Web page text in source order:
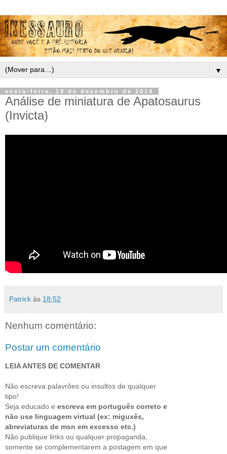
▼
sexta-feira, 19 de dezembro de 2014
Análise de miniatura de Apatosaurus
(Invicta)
Patrick às 18:52
Nenhum comentário:
Postar um comentário
LEIA ANTES DE COMENTAR
Não escreva palavrões ou insultos de qualquer
tipo!
Seja educado e escreva em português correto e
não use linguagem virtual (ex: miguxês,
abreviaturas de msn em excesso etc.)
Não publique links ou qualquer propaganda,
somente se complementarem a postagem em que